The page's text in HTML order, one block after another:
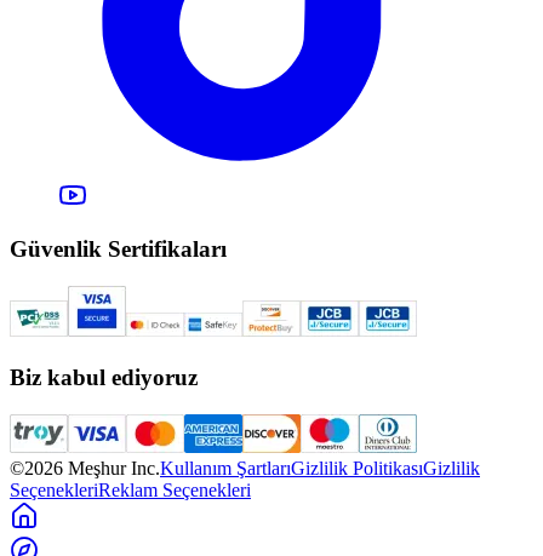
Güvenlik Sertifikaları
Biz kabul ediyoruz
©2026 Meşhur Inc.Kullanım ŞartlarıGizlilik PolitikasıGizlilik
SeçenekleriReklam Seçenekleri